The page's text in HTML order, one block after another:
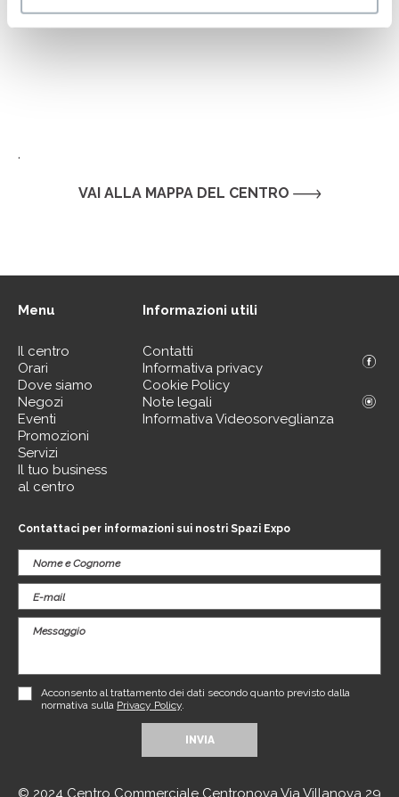
.
VAI ALLA MAPPA DEL CENTRO
Menu
Il centro
Orari
Dove siamo
Negozi
Eventi
Promozioni
Servizi
Il tuo business
al centro
Informazioni utili
Contatti
Informativa privacy
Cookie Policy
Note legali
Informativa Videosorveglianza
Contattaci per informazioni sui nostri Spazi Expo
Acconsento al trattamento dei dati secondo quanto previsto dalla
normativa sulla Privacy Policy.
© 2024 Centro Commerciale Centronova Via Villanova 29